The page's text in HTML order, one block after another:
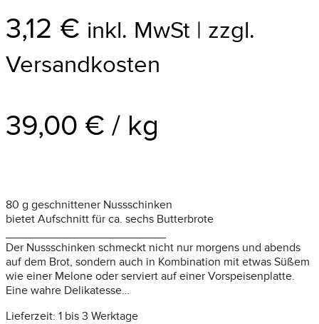
3,12 € inkl. MwSt | zzgl.
Versandkosten
39,00 € / kg
80 g geschnittener Nussschinken
bietet Aufschnitt für ca. sechs Butterbrote
Der Nussschinken schmeckt nicht nur morgens und abends
auf dem Brot, sondern auch in Kombination mit etwas Süßem
wie einer Melone oder serviert auf einer Vorspeisenplatte.
Eine wahre Delikatesse…
Lieferzeit: 1 bis 3 Werktage